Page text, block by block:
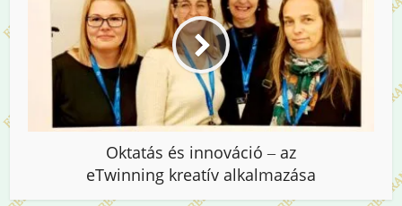
Oktatás és innováció ‒ az
eTwinning kreatív alkalmazása